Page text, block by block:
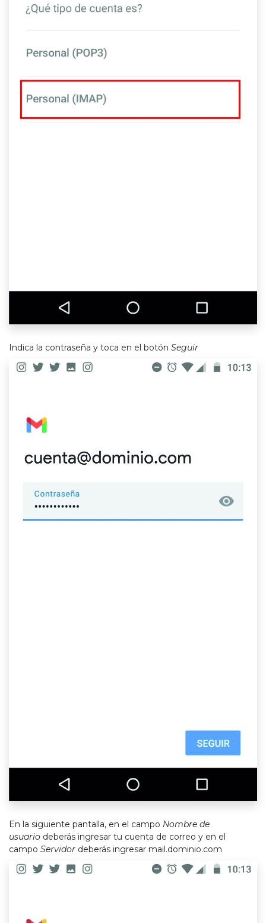
Indica la contraseña y toca en el botón Seguir
En la siguiente pantalla, en el campo Nombre de
usuario deberás ingresar tu cuenta de correo y en el
campo Servidor deberás ingresar mail.dominio.com